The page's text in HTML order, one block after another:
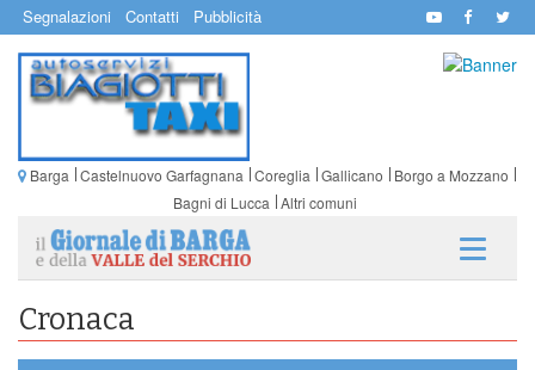
Segnalazioni Contatti Pubblicità
Barga Castelnuovo Garfagnana Coreglia Gallicano
Borgo a Mozzano
Bagni di Lucca Altri comuni
Cronaca